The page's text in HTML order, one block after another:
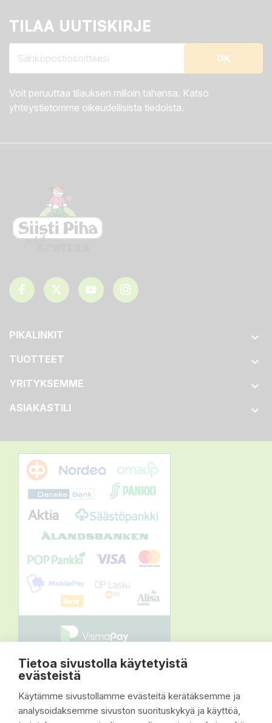
Tietoa sivustolla käytetyistä
evästeistä
Käytämme sivustollamme evästeitä kerätäksemme ja
analysoidaksemme sivuston suorituskykyä ja käyttöä,
TILAA UUTISKIRJE
Voit peruuttaa tilauksen milloin tahansa. Katso
yhteystietomme oikeudellisista tiedoista.
PIKALINKIT 
TUOTTEET 
YRITYKSEMME 
ASIAKASTILI 
© 2026 - Suomen Siisti Piha Oy - Toteutus: